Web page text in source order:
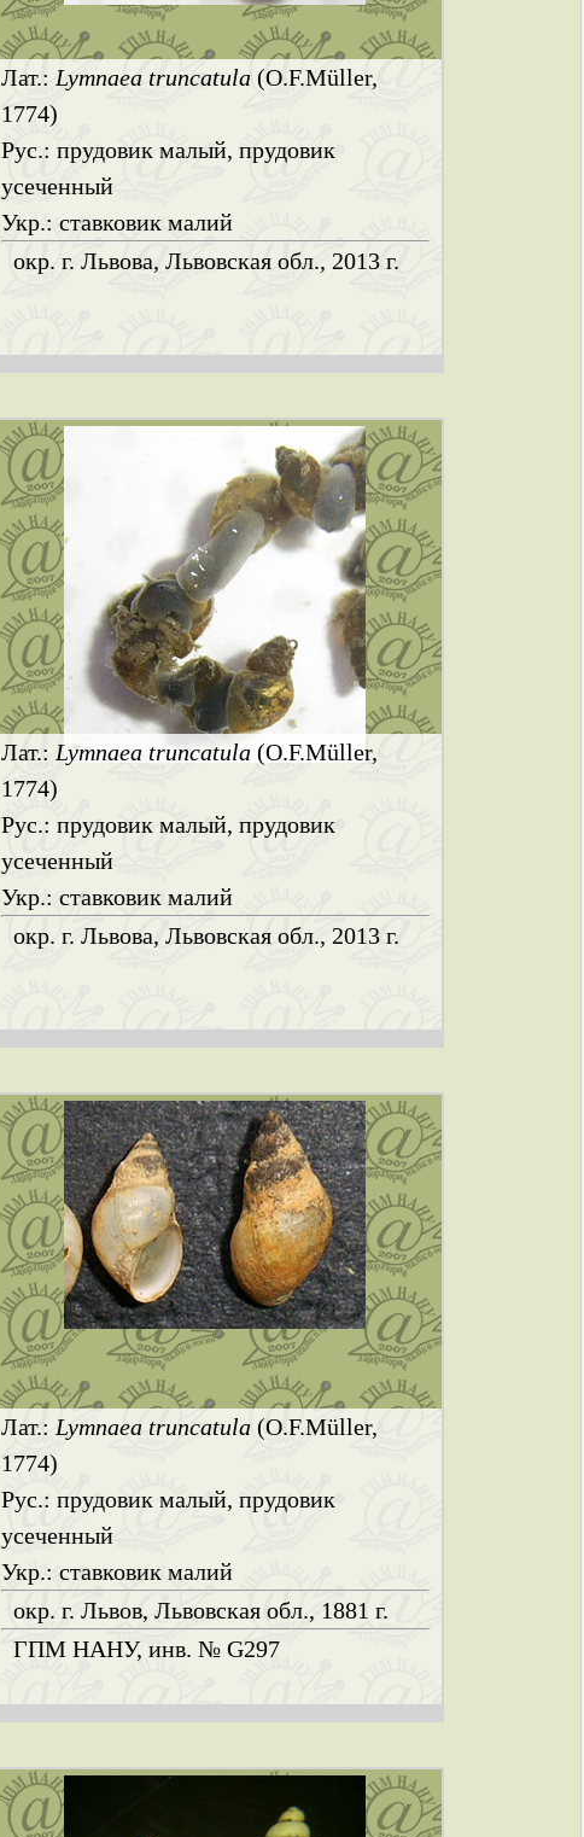
Лат.: Lymnaea truncatula(O.F.Müller,
1774)
Рус.: прудовик малый, прудовик
усеченный
Укр.: ставковик малий
окр. г. Львова, Львовская обл., 2013 г.
Лат.: Lymnaea truncatula(O.F.Müller,
1774)
Рус.: прудовик малый, прудовик
усеченный
Укр.: ставковик малий
окр. г. Львова, Львовская обл., 2013 г.
Лат.: Lymnaea truncatula(O.F.Müller,
1774)
Рус.: прудовик малый, прудовик
усеченный
Укр.: ставковик малий
окр. г. Львов, Львовская обл., 1881 г.
ГПМ НАНУ, инв. № G297